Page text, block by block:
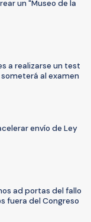
un "Museo de la
a realizarse un test
al examen
envío de Ley
ad portas del fallo
fuera del Congreso